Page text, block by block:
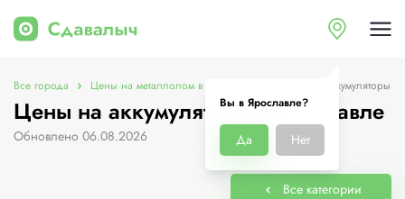
Вы в Ярославле?
Да Нет
Все города Цены на металлолом в Ярославле Цены на аккумуляторы
Цены на аккумуляторы в Ярославле
Обновлено 06.08.2026
Все категории